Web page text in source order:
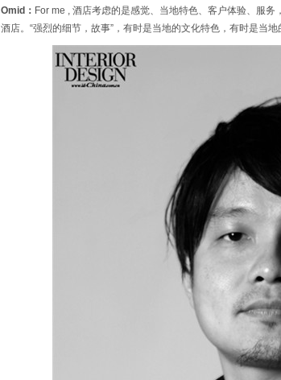
Omid： For me , 酒店考虑的是感觉、当地特色、客户体验、服
酒店。“强烈的细节，故事”，有时是当地的文化特色，有时是当地